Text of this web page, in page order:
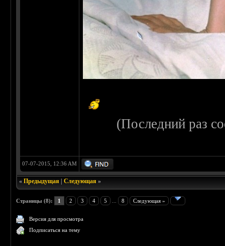
(Последний раз
07-07-2015, 12:36 AM
«Предыдущая |Следующая »
Страницы (8): 1 2 3 4 5 8 Следующая »
Версия для просмотра
Подписаться на тему